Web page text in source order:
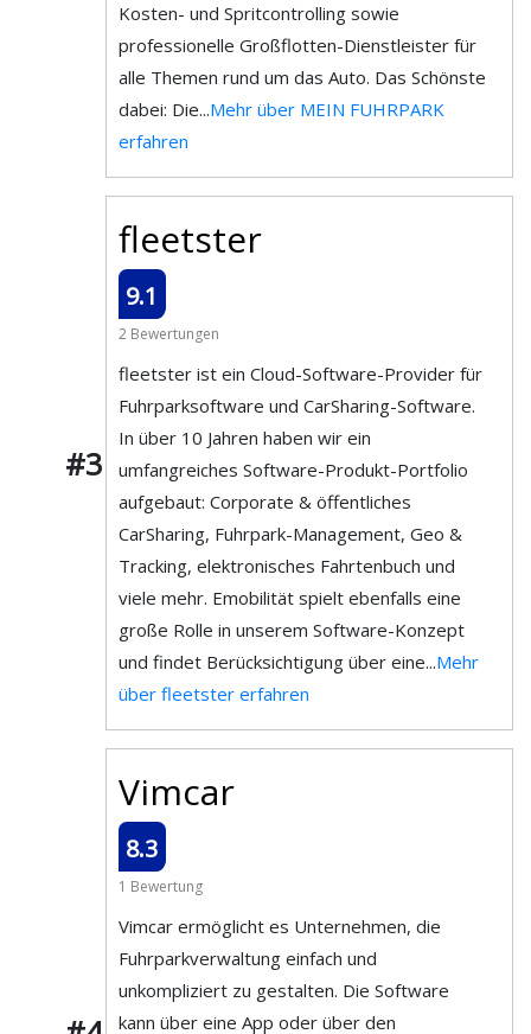
Kosten- und Spritcontrolling sowie
professionelle Großflotten-Dienstleister für
alle Themen rund um das Auto. Das Schönste
dabei: Die...Mehr über MEIN FUHRPARK
erfahren
#3
fleetster
9.1
2 Bewertungen
fleetster ist ein Cloud-Software-Provider für
Fuhrparksoftware und CarSharing-Software.
In über 10 Jahren haben wir ein
umfangreiches Software-Produkt-Portfolio
aufgebaut: Corporate & öffentliches
CarSharing, Fuhrpark-Management, Geo &
Tracking, elektronisches Fahrtenbuch und
viele mehr. Emobilität spielt ebenfalls eine
große Rolle in unserem Software-Konzept
und findet Berücksichtigung über eine...Mehr
über fleetster erfahren
Vimcar
8.3
1 Bewertung
Vimcar ermöglicht es Unternehmen, die
Fuhrparkverwaltung einfach und
unkompliziert zu gestalten. Die Software
kann über eine App oder über den